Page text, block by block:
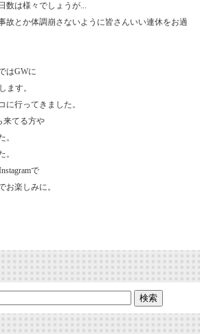
数は様々でしょうが...
故とか体調崩さないように皆さんいい連休をお過
はGWに
ます。
に行ってきました。
来てる方や
。
。
で
お楽しみに。